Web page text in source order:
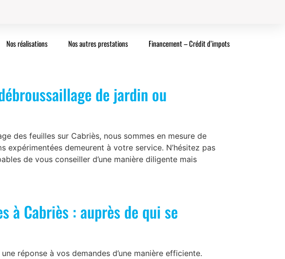
Nos réalisations Nos autres prestations Financement – Crédit d’impots
de jardin ou
des feuilles sur Cabriès, nous sommes en mesure de
demeurent à votre service. N’hésitez pas
de vous conseiller d’une manière diligente mais
à Cabriès : auprès de qui se
réponse à vos demandes d’une manière efficiente.